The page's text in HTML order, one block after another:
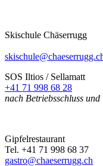
Skischule Chäserrugg
SOS Iltios / Sellamatt
+41 71 998 68 28
nach Betriebsschluss
Gipfelrestaurant
Tel. +41 71 998 68 37
gastro@chaeserrugg.ch